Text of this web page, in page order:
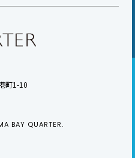
町1-10
BAY QUARTER.